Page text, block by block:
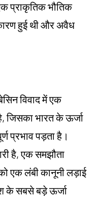
प्राकृतिक भौतिक
हुई थी और अवैध
विवाद में एक
जिसका भारत के ऊर्जा
प्रभाव पड़ता है।
है, एक समझौता
एक लंबी कानूनी लड़ाई
के सबसे बड़े ऊर्जा